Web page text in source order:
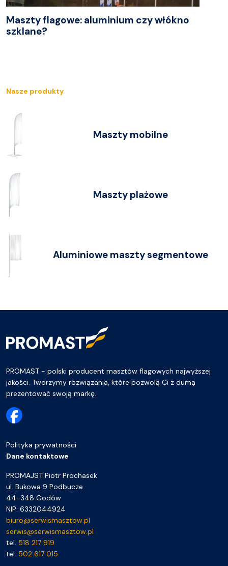
Maszty flagowe: aluminium czy włókno
szklane?
Nasze produkty
Maszty mobilne
Maszty plażowe
Aluminiowe maszty segmentowe
PROMAST - polski producent masztów flagowych najwyższej
jakości. Tworzymy rozwiązania, które pozwolą Ci z dumą
prezentować swoją markę.
Polityka prywatności
Dane kontaktowe
PROMAJST Piotr Prochasek
ul. Bukowa 9 Podbucze
44-348 Godów
NIP: 6332044924
biuro@serwismasztow.pl
serwis@serwismasztow.pl
tel. 518 217 919
tel. 502 617 015